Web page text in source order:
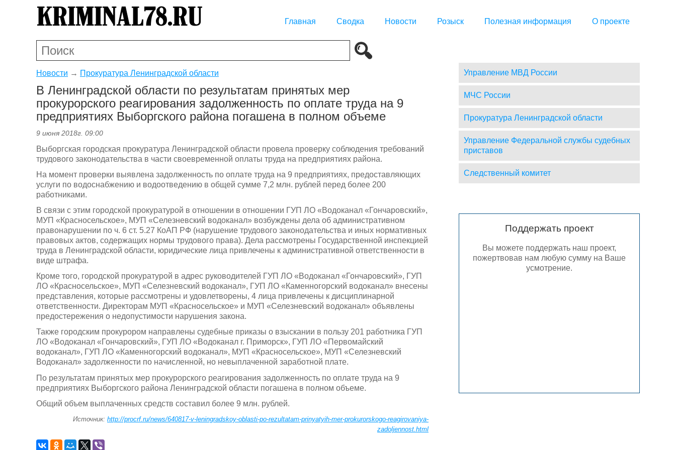
Главная Сводка Новости Розыск Полезная информация О проекте
Новости → Прокуратура Ленинградской области
В Ленинградской области по результатам принятых мер
прокурорского реагирования задолженность по оплате труда на 9
предприятиях Выборгского района погашена в полном объеме
9 июня 2018г. 09:00
Выборгская городская прокуратура Ленинградской области провела проверку соблюдения требований
трудового законодательства в части своевременной оплаты труда на предприятиях района.
На момент проверки выявлена задолженность по оплате труда на 9 предприятиях, предоставляющих
услуги по водоснабжению и водоотведению в общей сумме 7,2 млн. рублей перед более 200
работниками.
В связи с этим городской прокуратурой в отношении в отношении ГУП ЛО «Водоканал «Гончаровский»,
МУП «Красносельское», МУП «Селезневский водоканал» возбуждены дела об административном
правонарушении по ч. 6 ст. 5.27 КоАП РФ (нарушение трудового законодательства и иных нормативных
правовых актов, содержащих нормы трудового права). Дела рассмотрены Государственной инспекцией
труда в Ленинградской области, юридические лица привлечены к административной ответственности в
виде штрафа.
Кроме того, городской прокуратурой в адрес руководителей ГУП ЛО «Водоканал «Гончаровский», ГУП
ЛО «Красносельское», МУП «Селезневский водоканал», ГУП ЛО «Каменногорский водоканал» внесены
представления, которые рассмотрены и удовлетворены, 4 лица привлечены к дисциплинарной
ответственности. Директорам МУП «Красносельское» и МУП «Селезневский водоканал» объявлены
предостережения о недопустимости нарушения закона.
Также городским прокурором направлены судебные приказы о взыскании в пользу 201 работника ГУП
ЛО «Водоканал «Гончаровский», ГУП ЛО «Водоканал г. Приморск», ГУП ЛО «Первомайский
водоканал», ГУП ЛО «Каменногорский водоканал», МУП «Красносельское», МУП «Селезневский
Водоканал» задолженности по начисленной, но невыплаченной заработной плате.
По результатам принятых мер прокурорского реагирования задолженность по оплате труда на 9
предприятиях Выборгского района Ленинградской области погашена в полном объеме.
Общий объем выплаченных средств составил более 9 млн. рублей.
Источник: http://procrf.ru/news/640817-v-leningradskoy-oblasti-po-rezultatam-prinyatyih-mer-prokurorskogo-reagirovaniya-
zadoljennost.html
Управление МВД России
МЧС России
Прокуратура Ленинградской области
Управление Федеральной службы судебных
приставов
Следственный комитет
Поддержать проект
Вы можете поддержать наш проект,
пожертвовав нам любую сумму на Ваше
усмотрение.